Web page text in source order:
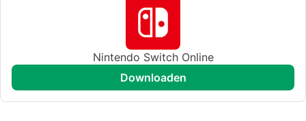
Nintendo Switch Online
downloaden